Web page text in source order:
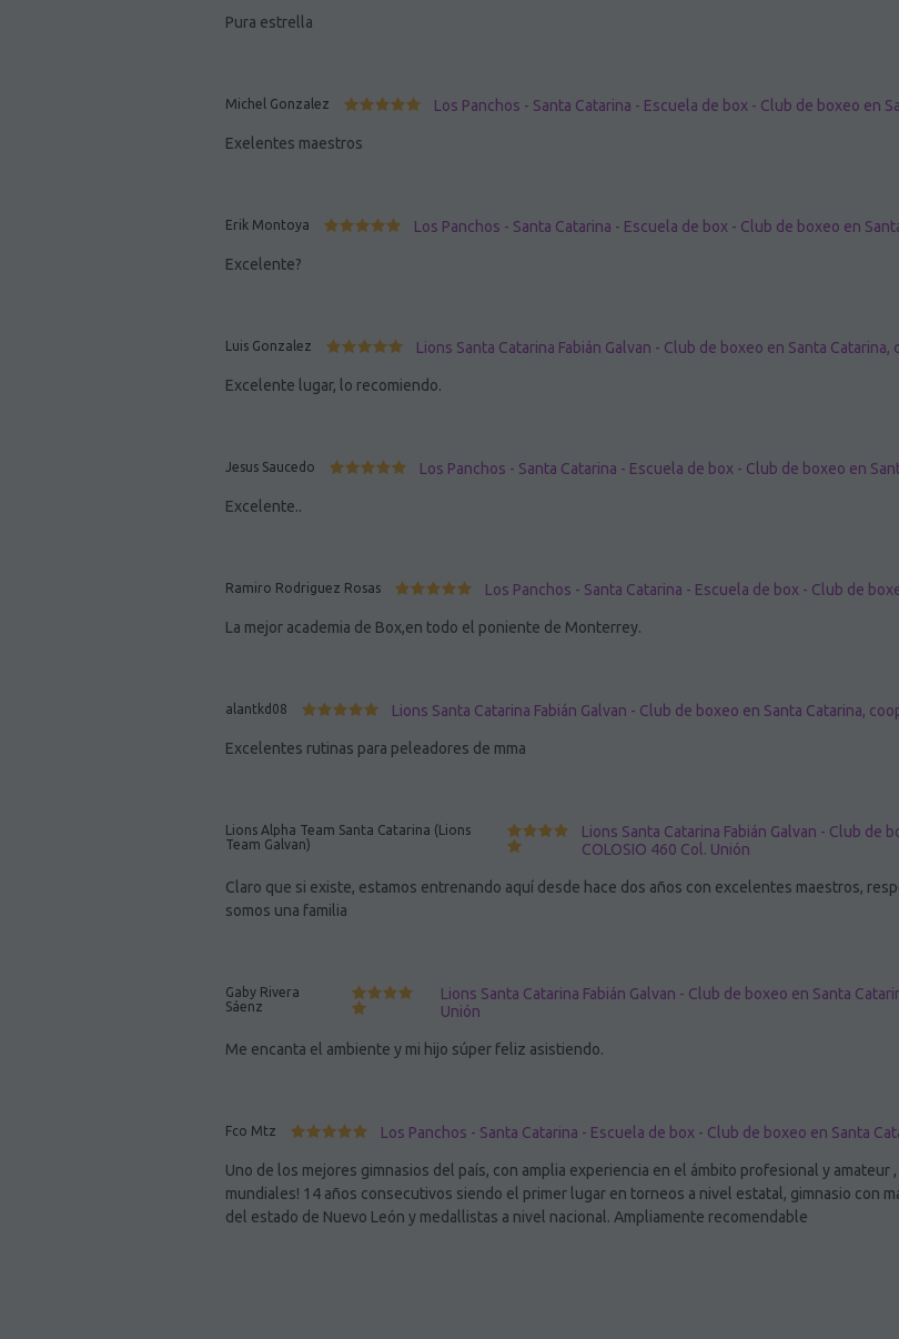
Pura estrella
Michel Gonzalez Los Panchos - Santa Catarina - Escuela de box - Club de boxeo en
Exelentes maestros
Erik Montoya Los Panchos - Santa Catarina - Escuela de box - Club de boxeo en
Excelente?
Luis Gonzalez Lions Santa Catarina Fabián Galvan - Club de boxeo en Santa
Excelente lugar, lo recomiendo.
Jesus Saucedo Los Panchos - Santa Catarina - Escuela de box - Club de boxeo en
Excelente..
Ramiro Rodriguez Rosas Los Panchos - Santa Catarina - Escuela de box - Club de
La mejor academia de Box,en todo el poniente de Monterrey.
alantkd08 Lions Santa Catarina Fabián Galvan - Club de boxeo en Santa Catarina,
Excelentes rutinas para peleadores de mma
Lions Alpha Team Santa Catarina (Lions
Team Galvan)
Lions Santa Catarina Fabián Galvan - Club de
COLOSIO 460 Col. Unión
Claro que si existe, estamos entrenando aquí desde hace dos años con excelentes maestros,
somos una familia
Gaby Rivera
Sáenz
Lions Santa Catarina Fabián Galvan - Club de boxeo en Santa
Unión
Me encanta el ambiente y mi hijo súper feliz asistiendo.
Fco Mtz Los Panchos - Santa Catarina - Escuela de box - Club de boxeo en Santa
Uno de los mejores gimnasios del país, con amplia experiencia en el ámbito profesional y
mundiales! 14 años consecutivos siendo el primer lugar en torneos a nivel estatal, gimnasio con
del estado de Nuevo León y medallistas a nivel nacional. Ampliamente recomendable